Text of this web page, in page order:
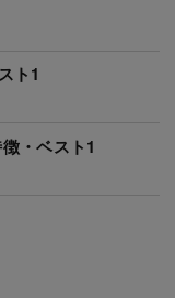
ト1
・ベスト1